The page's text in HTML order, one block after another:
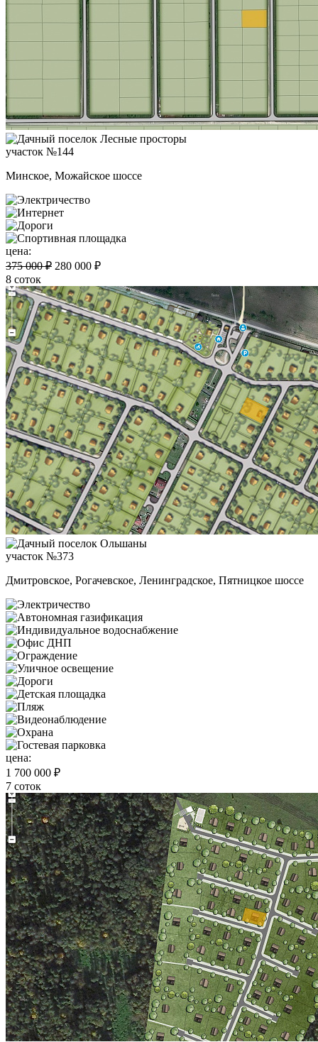
участок №144
Минское, Можайское шоссе
цена:
375 000 ₽ 280 000 ₽
8 соток
участок №373
Дмитровское, Рогачевское, Ленинградское, Пятницкое шоссе
цена:
1 700 000 ₽
7 соток